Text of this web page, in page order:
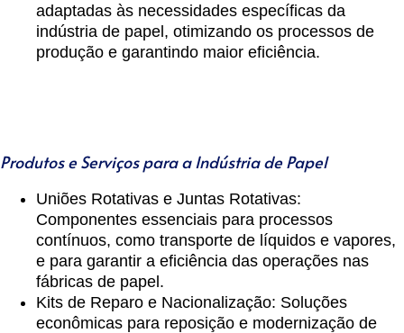
adaptadas às necessidades específicas da
indústria de papel, otimizando os processos de
produção e garantindo maior eficiência.
Produtos e Serviços para a Indústria de Papel
Uniões Rotativas e Juntas Rotativas:
Componentes essenciais para processos
contínuos, como transporte de líquidos e vapores,
e para garantir a eficiência das operações nas
fábricas de papel.
Kits de Reparo e Nacionalização: Soluções
econômicas para reposição e modernização de